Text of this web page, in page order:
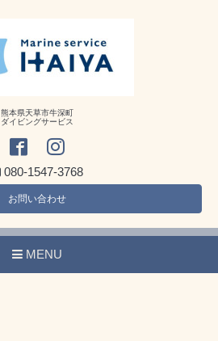
熊本県天草市牛深町
ダイビングサービス
080-1547-3768
お問い合わせ
MENU